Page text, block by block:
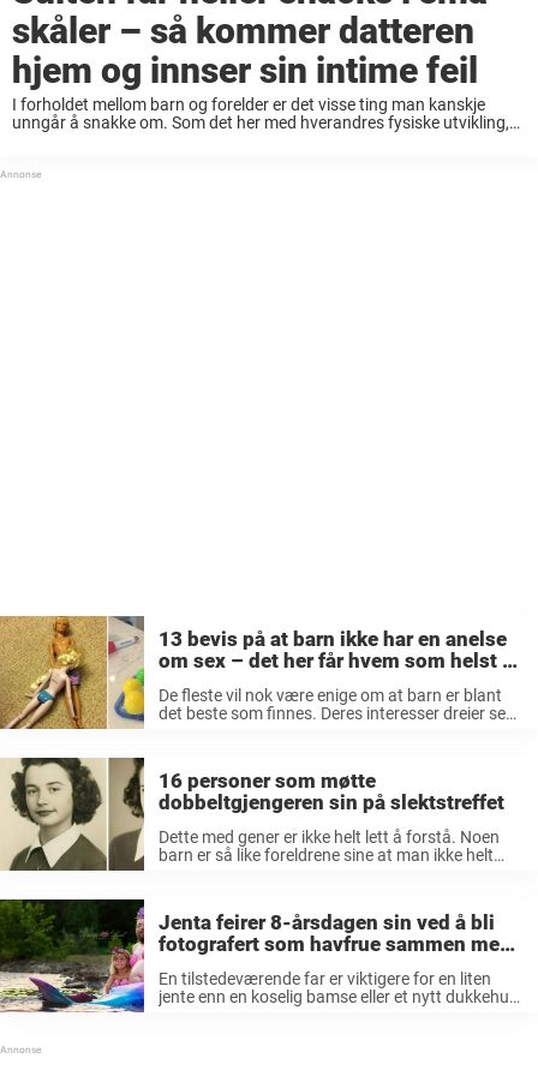
skåler – så kommer datteren
hjem og innser sin intime feil
I forholdet mellom barn og forelder er det visse ting man kanskje
unngår å snakke om. Som det her med hverandres fysiske utvikling,
13 bevis på at barn ikke har en anelse
om sex – det her får hvem som helst til
De fleste vil nok være enige om at barn er blant
det beste som finnes. Deres interesser dreier seg
16 personer som møtte
dobbeltgjengeren sin på slektstreffet
Dette med gener er ikke helt lett å forstå. Noen
barn er så like foreldrene sine at man ikke helt
Jenta feirer 8-årsdagen sin ved å bli
fotografert som havfrue sammen med
sjokkerer millioner
En tilstedeværende far er viktigere for en liten
jente enn en koselig bamse eller et nytt dukkehus.